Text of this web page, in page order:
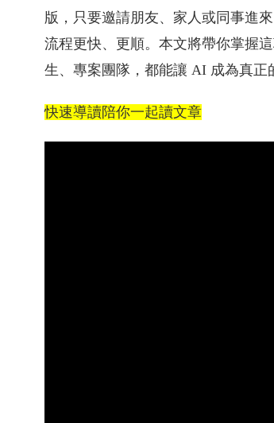
版，只要邀請朋友、家人或同事進
流程更快、更順。本文將帶你掌握
生、專案團隊，都能讓 AI 成為真正
快速導讀陪你一起讀文章